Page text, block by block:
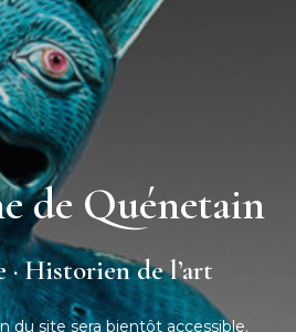
de Quénetain
Historien de l’art
du site sera bientôt accessible.